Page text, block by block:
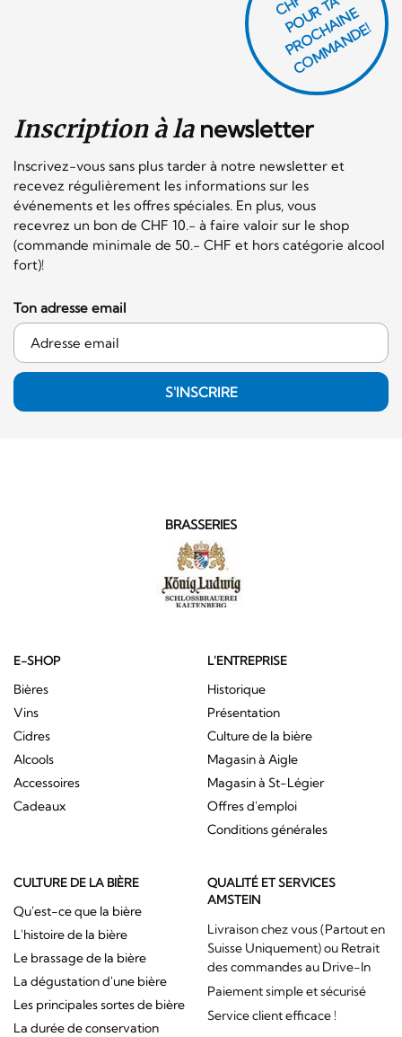
Inscription à lanewsletter
Inscrivez-vous sans plus tarder à notre newsletter et
recevez régulièrement les informations sur les
événements et les offres spéciales. En plus, vous
recevrez un bon de CHF 10.- à faire valoir sur le shop
(commande minimale de 50.- CHF et hors catégorie alcool
fort)!
P
O
U
R
T
A
P
R
O
C
H
AI
N
E
C
O
M
M
A
N
D
E!
Ton adresse email
S'INSCRIRE
BRASSERIES
E-SHOP
Bières
Vins
Cidres
Alcools
Accessoires
Cadeaux
L'ENTREPRISE
Historique
Présentation
Culture de la bière
Magasin à Aigle
Magasin à St-Légier
Offres d'emploi
Conditions générales
CULTURE DE LA BIÈRE
Qu'est-ce que la bière
L'histoire de la bière
Le brassage de la bière
La dégustation d'une bière
Les principales sortes de bière
La durée de conservation
QUALITÉ ET SERVICES
AMSTEIN
Livraison chez vous (Partout en
Suisse Uniquement) ou Retrait
des commandes au Drive-In
Paiement simple et sécurisé
Service client efficace !